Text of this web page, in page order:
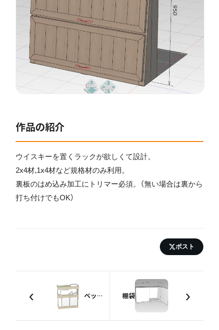
作品の紹介
ウイスキーを置くラックが欲しくて設計。
2x4材,1x4材など規格材のみ利用。
裏板のはめ込み加工にトリマー必須。（無い場合は裏から
打ち付けでもOK）
ポスト
‹ ベッドサイド用の棚 棚袋 ›